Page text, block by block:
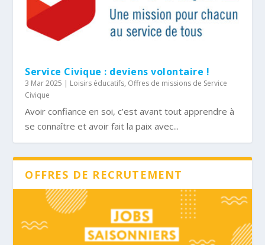
Service Civique : deviens volontaire !
3 Mar 2025 | Loisirs éducatifs, Offres de missions de Service
Civique
Avoir confiance en soi, c’est avant tout apprendre à
se connaître et avoir fait la paix avec...
OFFRES DE RECRUTEMENT